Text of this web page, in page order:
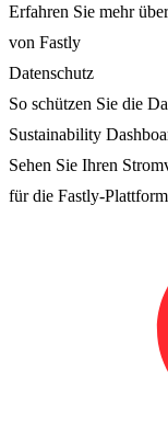
Erfahren Sie mehr
von Fastly
Datenschutz
So schützen Sie die
Sustainability
Sehen Sie Ihren
für die Fastly-Plattform